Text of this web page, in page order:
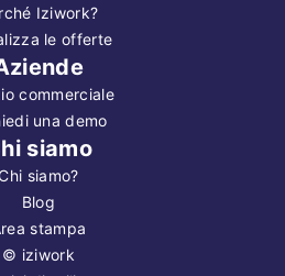
Iziwork?
le offerte
commerciale
una demo
siamo
Chi siamo?
Blog
stampa
© iziwork